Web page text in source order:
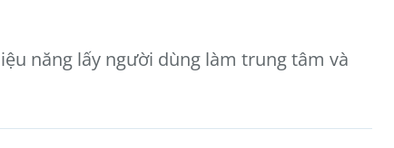
năng lấy người dùng làm trung tâm và